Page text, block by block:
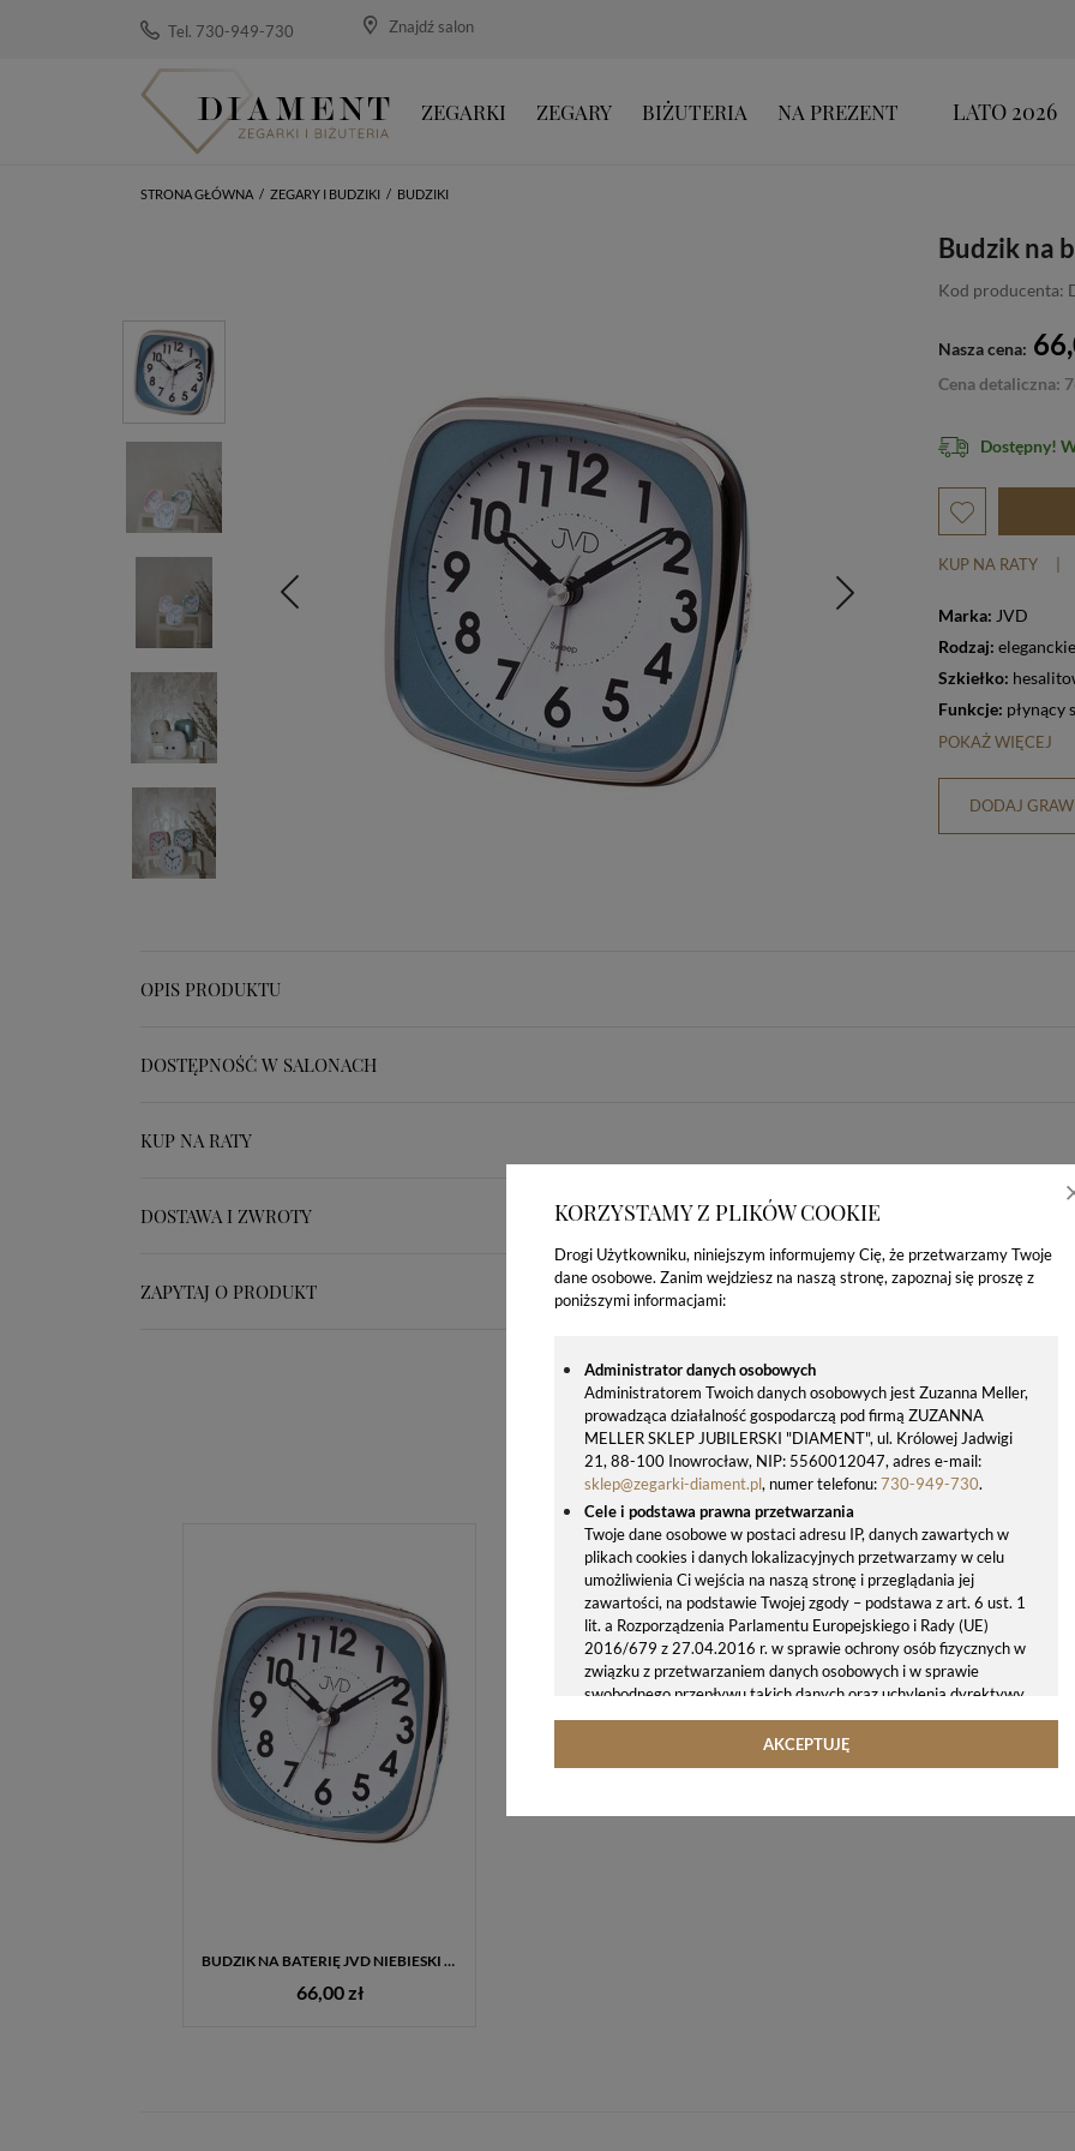
KORZYSTAMY Z PLIKÓW COOKIE
Drogi Użytkowniku, niniejszym informujemy Cię, że przetwarzamy Twoje
dane osobowe. Zanim wejdziesz na naszą stronę, zapoznaj się proszę z
poniższymi informacjami:
Administrator danych osobowych
Administratorem Twoich danych osobowych jest Zuzanna Meller,
prowadząca działalność gospodarczą pod firmą ZUZANNA
MELLER SKLEP JUBILERSKI "DIAMENT", ul. Królowej Jadwigi
21, 88-100 Inowrocław, NIP: 5560012047, adres e-mail:
sklep@zegarki-diament.pl, numer telefonu:730-949-730.
Cele i podstawa prawna przetwarzania
Twoje dane osobowe w postaci adresu IP, danych zawartych w
plikach cookies i danych lokalizacyjnych przetwarzamy w celu
umożliwienia Ci wejścia na naszą stronę i przeglądania jej
zawartości, na podstawie Twojej zgody – podstawa z art. 6 ust. 1
lit. a Rozporządzenia Parlamentu Europejskiego i Rady (UE)
2016/679 z 27.04.2016 r. w sprawie ochrony osób fizycznych w
związku z przetwarzaniem danych osobowych i w sprawie
swobodnego przepływu takich danych oraz uchylenia dyrektywy
95/46/WE (ogólne rozporządzenie o ochronie danych, tj. RODO).
Twoje dane osobowe możemy udostępniać hostingodawcy. Takie
zgodnie z naszymi poleceniami. Przekazujemy Twoje dane poza
AKCEPTUJĘ
Tel. 730-949-730 Znajdź salon
ZEGARKI ZEGARY BIŻUTERIA NA PREZENT LATO 2026
STRONA GŁÓWNA / ZEGARY I BUDZIKI / BUDZIKI
Budzik na
Kod producenta:
Nasza cena:
Cena detaliczna:
Dostępny!
KUP NA RATY
Marka: JVD
Rodzaj: eleganckie
Szkiełko:
Funkcje: płynący
POKAŻ WIĘCEJ
DODAJ
OPIS PRODUKTU
DOSTĘPNOŚĆ W SALONACH
KUP NA RATY
DOSTAWA I ZWROTY
ZAPYTAJ O PRODUKT
OSTATNIO OGLĄDANE PRODUKTY
BUDZIK NA BATERIĘ JVD NIEBIESKI SRP838.3
66,00 zł